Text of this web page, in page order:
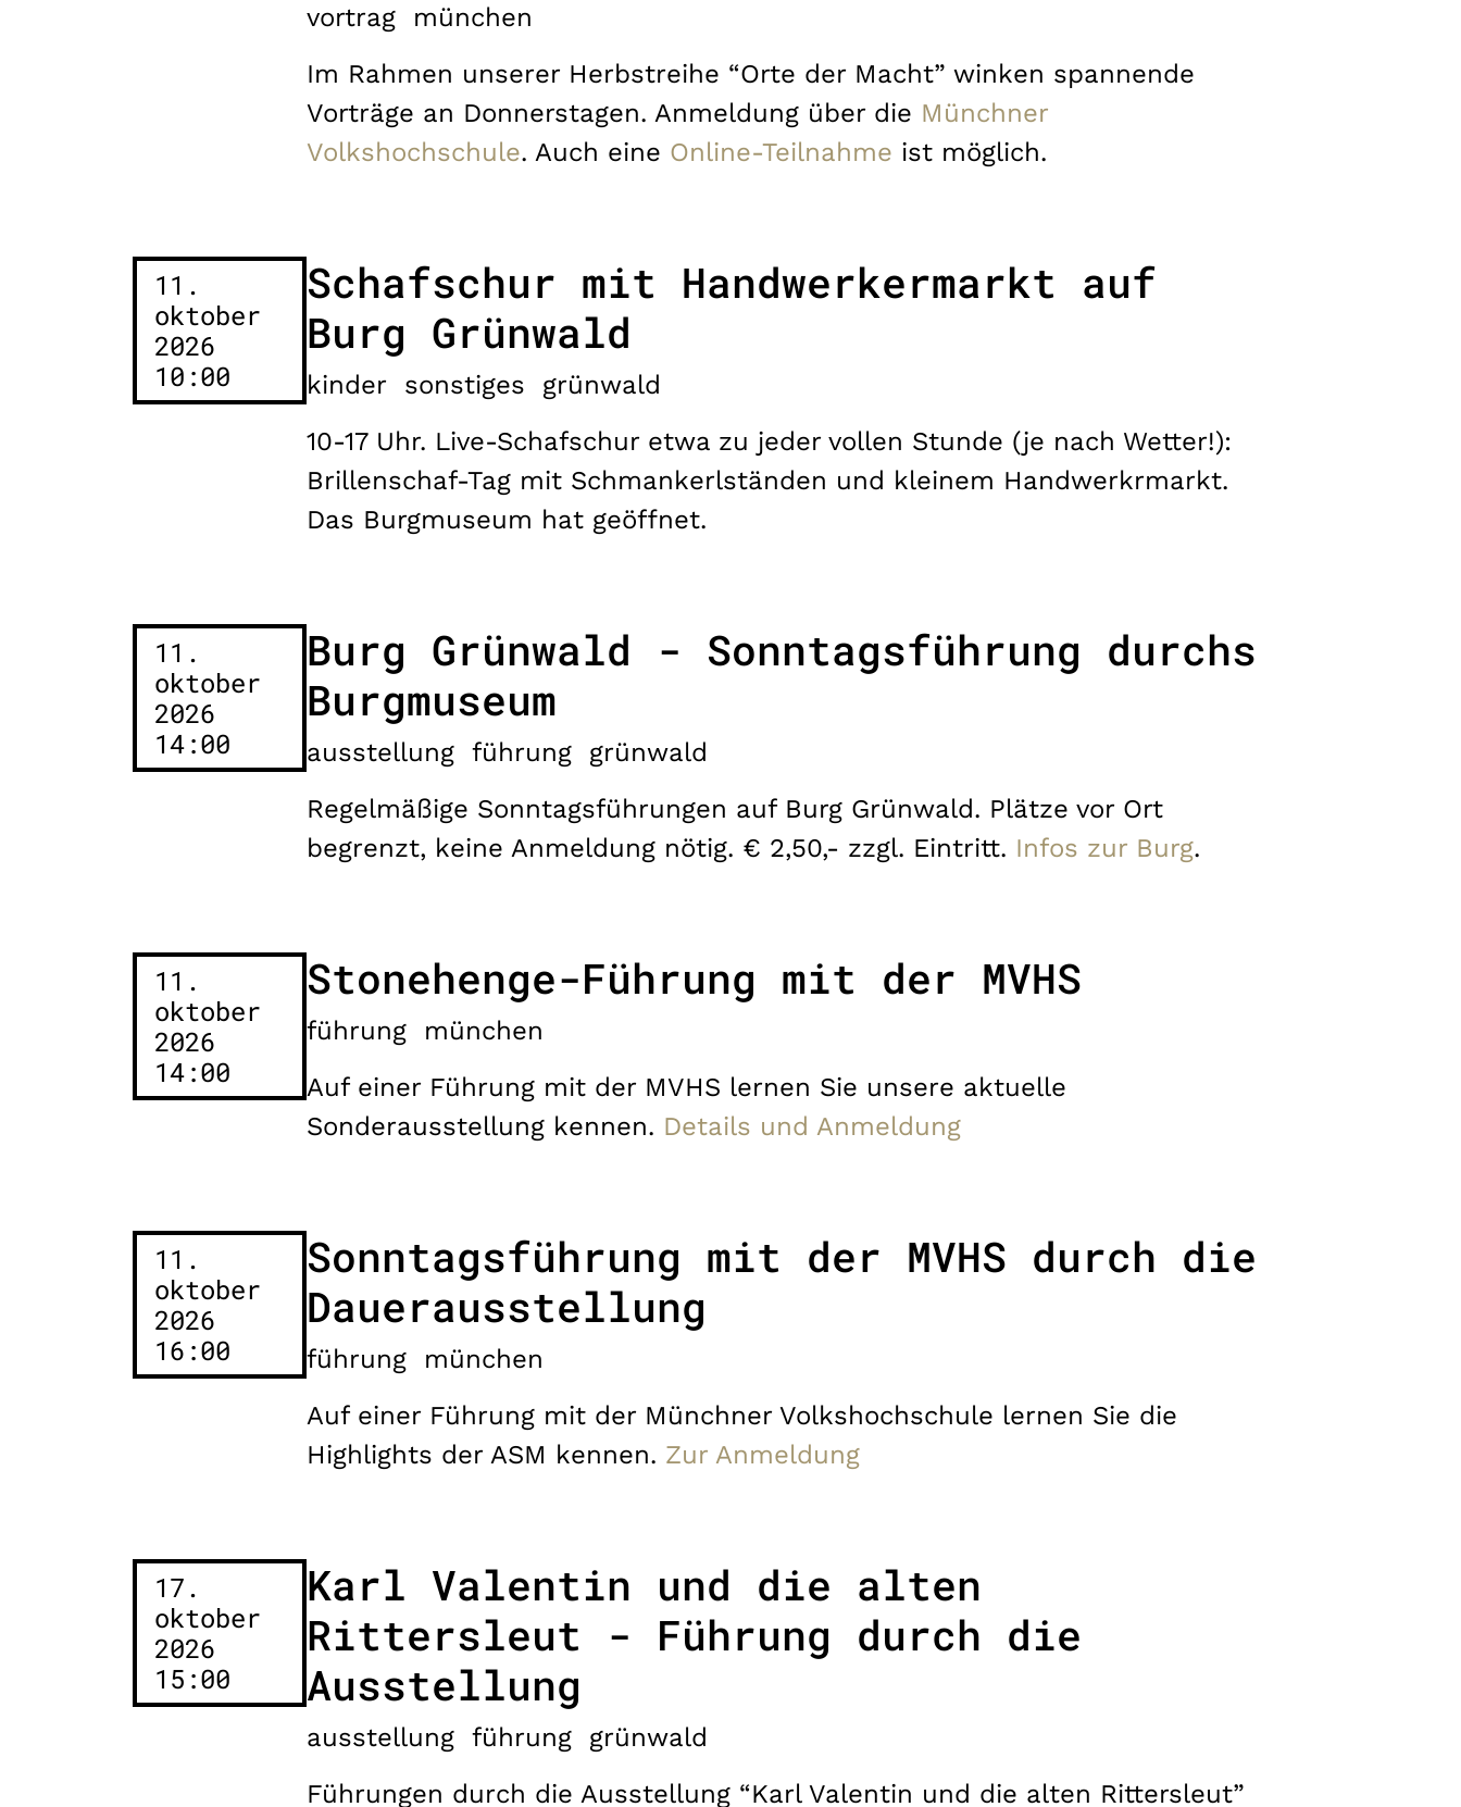
vortrag
münchen
Im Rahmen unserer Herbstreihe “Orte der Macht” winken spannende
Vorträge an Donnerstagen. Anmeldung über die Münchner
Volkshochschule. Auch eine Online-Teilnahme ist möglich.
11.
oktober
2026
10:00
Schafschur mit Handwerkermarkt auf
Burg Grünwald
kinder sonstiges
grünwald
10-17 Uhr. Live-Schafschur etwa zu jeder vollen Stunde (je nach Wetter!):
Brillenschaf-Tag mit Schmankerlständen und kleinem Handwerkrmarkt.
Das Burgmuseum hat geöffnet.
11.
oktober
2026
14:00
Burg Grünwald - Sonntagsführung durchs
Burgmuseum
ausstellung führung
grünwald
Regelmäßige Sonntagsführungen auf Burg Grünwald. Plätze vor Ort
begrenzt, keine Anmeldung nötig. € 2,50,- zzgl. Eintritt. Infos zur Burg.
11.
oktober
2026
14:00
Stonehenge-Führung mit der MVHS
führung
münchen
Auf einer Führung mit der MVHS lernen Sie unsere aktuelle
Sonderausstellung kennen. Details und Anmeldung
11.
oktober
2026
16:00
Sonntagsführung mit der MVHS durch die
Dauerausstellung
führung
münchen
Auf einer Führung mit der Münchner Volkshochschule lernen Sie die
Highlights der ASM kennen. Zur Anmeldung
17.
oktober
2026
15:00
Karl Valentin und die alten
Rittersleut - Führung durch die
Ausstellung
ausstellung führung
grünwald
Führungen durch die Ausstellung “Karl Valentin und die alten Rittersleut”